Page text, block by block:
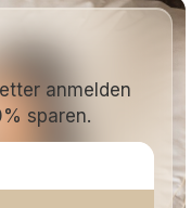
anmelden
sparen.